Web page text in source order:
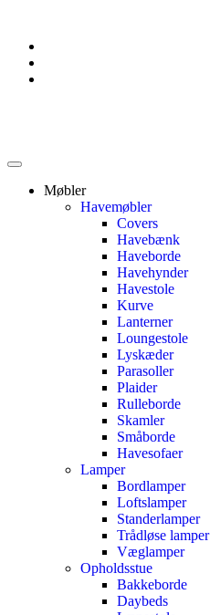
Møbler
Havemøbler
Covers
Havebænk
Haveborde
Havehynder
Havestole
Kurve
Lanterner
Loungestole
Lyskæder
Parasoller
Plaider
Rulleborde
Skamler
Småborde
Havesofaer
Lamper
Bordlamper
Loftslamper
Standerlamper
Trådløse lamper
Væglamper
Opholdsstue
Bakkeborde
Daybeds